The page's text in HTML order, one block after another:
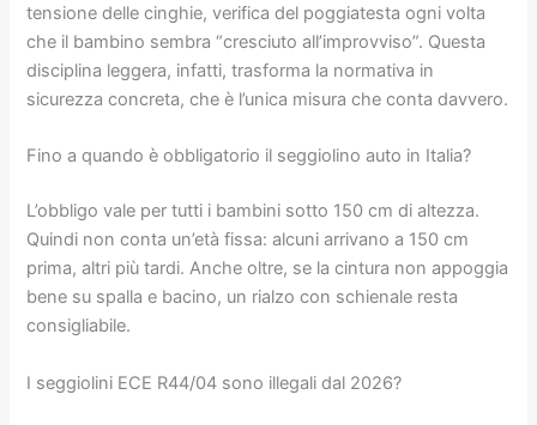
tensione delle cinghie, verifica del poggiatesta ogni volta
che il bambino sembra “cresciuto all’improvviso”. Questa
disciplina leggera, infatti, trasforma la normativa in
sicurezza concreta, che è l’unica misura che conta davvero.
Fino a quando è obbligatorio il seggiolino auto in Italia?
L’obbligo vale per tutti i bambini sotto 150 cm di altezza.
Quindi non conta un’età fissa: alcuni arrivano a 150 cm
prima, altri più tardi. Anche oltre, se la cintura non appoggia
bene su spalla e bacino, un rialzo con schienale resta
consigliabile.
I seggiolini ECE R44/04 sono illegali dal 2026?